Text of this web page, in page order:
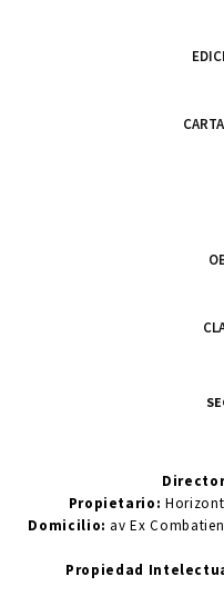
Propietario:
Domicilio: av Ex
Propiedad